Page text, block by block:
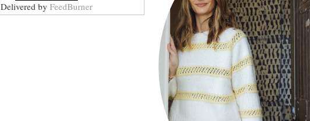
Delivered by FeedBurner